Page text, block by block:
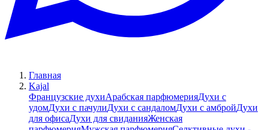
Главная
Kajal
Французские духиАрабская парфюмерияДухи с
удомДухи с пачулиДухи с сандаломДухи с амбройДухи
для офисаДухи для свиданияЖенская